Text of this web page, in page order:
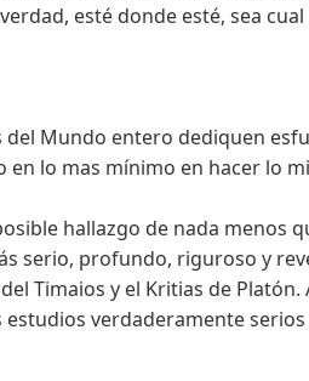
esté donde esté, sea cual
del Mundo entero dediquen
lo mas mínimo en hacer lo
hallazgo de nada menos
serio, profundo, riguroso y
Timaios y el Kritias de Platón.
verdaderamente